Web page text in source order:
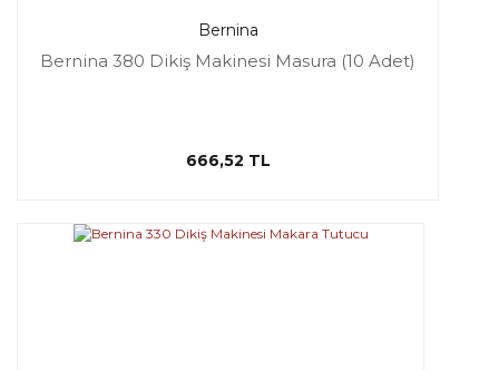
Bernina
Bernina 380 Dikiş Makinesi Masura (10 Adet)
666,52 TL